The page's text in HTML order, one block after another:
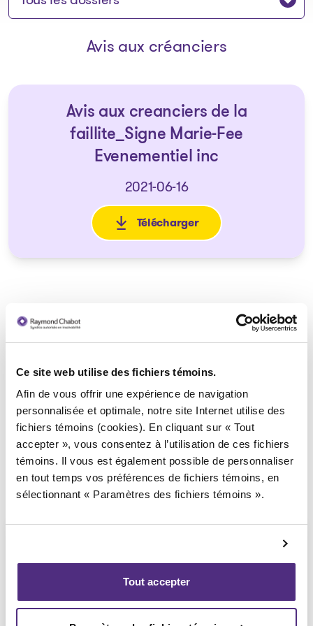
Ce site web utilise des fichiers témoins.
Afin de vous offrir une expérience de navigation
personnalisée et optimale, notre site Internet utilise des
fichiers témoins (cookies). En cliquant sur « Tout
accepter », vous consentez à l’utilisation de ces fichiers
témoins. Il vous est également possible de personnaliser
en tout temps vos préférences de fichiers témoins, en
sélectionnant « Paramètres des fichiers témoins ».
Tout accepter
Avis aux créanciers
Avis aux creanciers de la
faillite_Signe Marie-Fee
Evenementiel inc
2021-06-16
Télécharger
: Avis aux creanciers de la
Syndic responsable du dossier
Yannick Bourassa-Milot